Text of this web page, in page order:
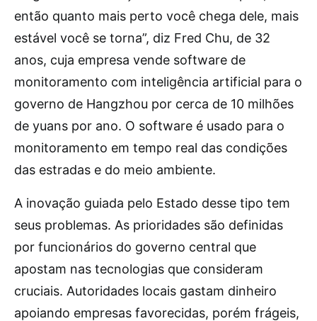
então quanto mais perto você chega dele, mais
estável você se torna”, diz Fred Chu, de 32
anos, cuja empresa vende software de
monitoramento com inteligência artificial para o
governo de Hangzhou por cerca de 10 milhões
de yuans por ano. O software é usado para o
monitoramento em tempo real das condições
das estradas e do meio ambiente.
A inovação guiada pelo Estado desse tipo tem
seus problemas. As prioridades são definidas
por funcionários do governo central que
apostam nas tecnologias que consideram
cruciais. Autoridades locais gastam dinheiro
apoiando empresas favorecidas, porém frágeis,